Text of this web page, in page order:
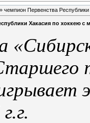
чемпион Первенства
Хакасия по хоккею с